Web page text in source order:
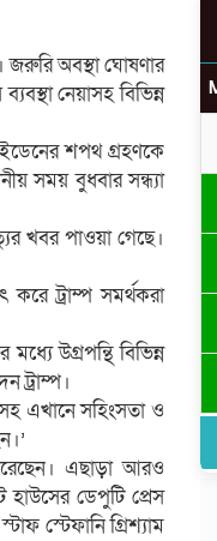
জরুরি অবস্থা ঘোষণার
নেয়াসহ বিভিন্ন
শপথ গ্রহণকে
সময় বুধবার সন্ধ্যা
খবর পাওয়া গেছে।
ট্রাম্প সমর্থকরা
উগ্রপন্থি বিভিন্ন
ট্রাম্প।
এখানে সহিংসতা ও
এছাড়া আরও
হাউসের ডেপুটি প্রেস
স্টেফানি গ্রিশ্যাম